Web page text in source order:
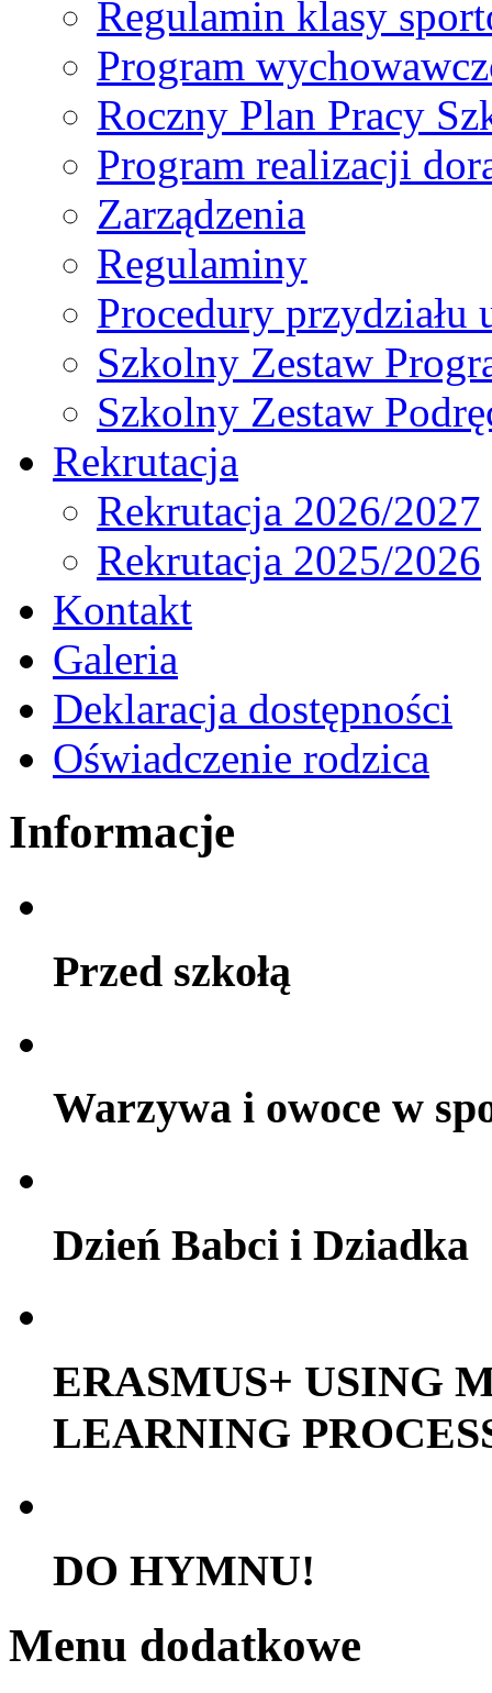
Regulamin klasy
Program
Roczny Plan Pracy
Program realizacji
Zarządzenia
Regulaminy
Procedury
Szkolny Zestaw
Szkolny Zestaw
Rekrutacja
Rekrutacja 2026/2027
Rekrutacja 2025/2026
Kontakt
Galeria
Deklaracja dostępności
Oświadczenie rodzica
Informacje
Przed szkołą
Warzywa i owoce w
Dzień Babci i Dziadka
ERASMUS+ USING
LEARNING
DO HYMNU!
Menu dodatkowe